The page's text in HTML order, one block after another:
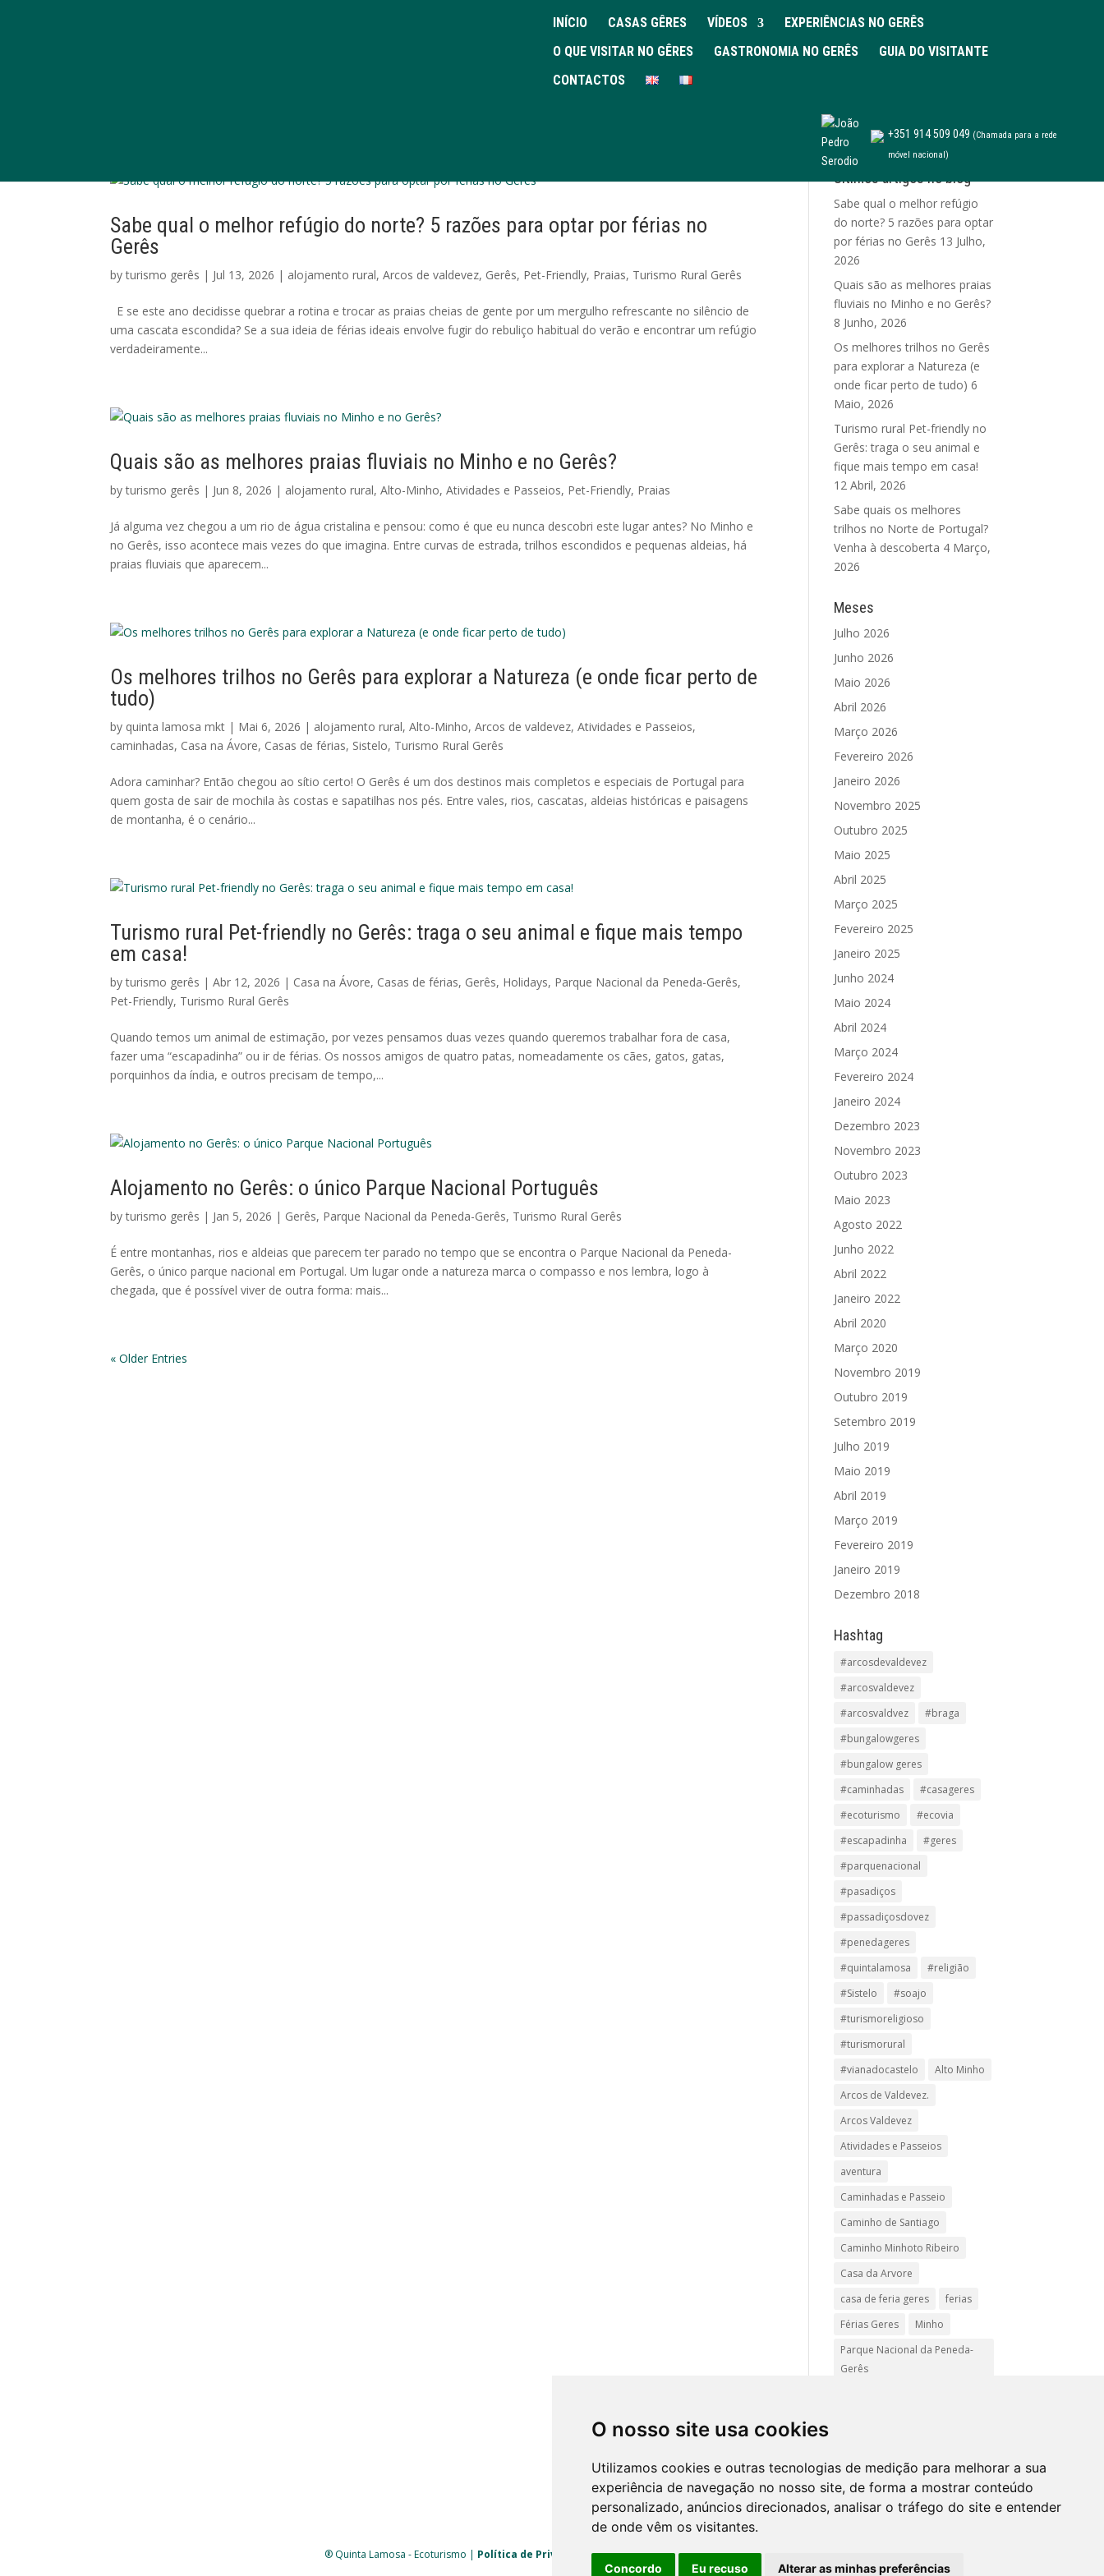
O nosso site usa cookies
Utilizamos cookies e outras tecnologias de medição para melhorar a sua
experiência de navegação no nosso site, de forma a mostrar conteúdo
personalizado, anúncios direcionados, analisar o tráfego do site e entender
de onde vêm os visitantes.
Concordo Eu recuso Alterar as minhas preferências
INÍCIO CASAS GÊRES VÍDEOS
EXPERIÊNCIAS NO GERÊS
O QUE VISITAR NO GÊRES
GASTRONOMIA NO GERÊS
GUIA DO VISITANTE
CONTACTOS
+351 914 509 049 (Chamada para a rede
móvel nacional)
Sabe qual o melhor refúgio do norte? 5 razões para optar por férias no
Gerês
byturismo gerês | Jul 13, 2026 | alojamento rural,Arcos de valdevez, Gerês, Pet-Friendly, Praias, Turismo Rural Gerês
E se este ano decidisse quebrar a rotina e trocar as praias cheias de gente por um mergulho refrescante no silêncio de
uma cascata escondida? Se a sua ideia de férias ideais envolve fugir do rebuliço habitual do verão e encontrar um refúgio
verdadeiramente...
Quais são as melhores praias fluviais no Minho e no Gerês?
byturismo gerês | Jun 8, 2026 | alojamento rural,Alto-Minho,Atividades e Passeios, Pet-Friendly, Praias
Já alguma vez chegou a um rio de água cristalina e pensou: como é que eu nunca descobri este lugar antes? No Minho e
no Gerês, isso acontece mais vezes do que imagina. Entre curvas de estrada, trilhos escondidos e pequenas aldeias, há
praias fluviais que aparecem...
Os melhores trilhos no Gerês para explorar a Natureza (e onde ficar perto de
tudo)
by quinta lamosa mkt | Mai 6, 2026 | alojamento rural,Alto-Minho,Arcos de valdevez,Atividades e Passeios,
caminhadas, Casa na Ávore, Casas de férias, Sistelo, Turismo Rural Gerês
Adora caminhar? Então chegou ao sítio certo! O Gerês é um dos destinos mais completos e especiais de Portugal para
quem gosta de sair de mochila às costas e sapatilhas nos pés. Entre vales, rios, cascatas, aldeias históricas e paisagens
de montanha, é o cenário...
Turismo rural Pet-friendly no Gerês: traga o seu animal e fique mais tempo
em casa!
byturismo gerês |Abr 12, 2026 | Casa na Ávore, Casas de férias, Gerês, Holidays, Parque Nacional da Peneda-Gerês,
Pet-Friendly, Turismo Rural Gerês
Quando temos um animal de estimação, por vezes pensamos duas vezes quando queremos trabalhar fora de casa,
fazer uma “escapadinha” ou ir de férias. Os nossos amigos de quatro patas, nomeadamente os cães, gatos, gatas,
porquinhos da índia, e outros precisam de tempo,...
Alojamento no Gerês: o único Parque Nacional Português
byturismo gerês | Jan 5, 2026 | Gerês, Parque Nacional da Peneda-Gerês, Turismo Rural Gerês
É entre montanhas, rios e aldeias que parecem ter parado no tempo que se encontra o Parque Nacional da Peneda-
Gerês, o único parque nacional em Portugal. Um lugar onde a natureza marca o compasso e nos lembra, logo à
chegada, que é possível viver de outra forma: mais...
« Older Entries
Últimos artigos no blog
Sabe qual o melhor refúgio
do norte? 5 razões para optar
por férias no Gerês 13 Julho,
2026
Quais são as melhores praias
fluviais no Minho e no Gerês?
8 Junho, 2026
Os melhores trilhos no Gerês
para explorar a Natureza (e
onde ficar perto de tudo) 6
Maio, 2026
Turismo rural Pet-friendly no
Gerês: traga o seu animal e
fique mais tempo em casa!
12 Abril, 2026
Sabe quais os melhores
trilhos no Norte de Portugal?
Venha à descoberta 4 Março,
2026
Meses
Julho 2026
Junho 2026
Maio 2026
Abril 2026
Março 2026
Fevereiro 2026
Janeiro 2026
Novembro 2025
Outubro 2025
Maio 2025
Abril 2025
Março 2025
Fevereiro 2025
Janeiro 2025
Junho 2024
Maio 2024
Abril 2024
Março 2024
Fevereiro 2024
Janeiro 2024
Dezembro 2023
Novembro 2023
Outubro 2023
Maio 2023
Agosto 2022
Junho 2022
Abril 2022
Janeiro 2022
Abril 2020
Março 2020
Novembro 2019
Outubro 2019
Setembro 2019
Julho 2019
Maio 2019
Abril 2019
Março 2019
Fevereiro 2019
Janeiro 2019
Dezembro 2018
Hashtag
#arcosdevaldevez
#arcosvaldevez
#arcosvaldvez
#braga
#bungalowgeres
#bungalow geres
#caminhadas
#casageres
#ecoturismo
#ecovia
#escapadinha
#geres
#parquenacional
#pasadiços
#passadiçosdovez
#penedageres
#quintalamosa
#religião
#Sistelo
#soajo
#turismoreligioso
#turismorural
#vianadocastelo
Alto Minho
Arcos de Valdevez.
Arcos Valdevez
Atividades e Passeios
aventura
Caminhadas e Passeio
Caminho de Santiago
Caminho Minhoto Ribeiro
Casa da Arvore
casa de feria geres
ferias
Férias Geres
Minho
Parque Nacional da Peneda-
Gerês
Turismo Rural Gerês
® Quinta Lamosa - Ecoturismo | Política de Privacidade|Livro de Reclamações| Mapasite